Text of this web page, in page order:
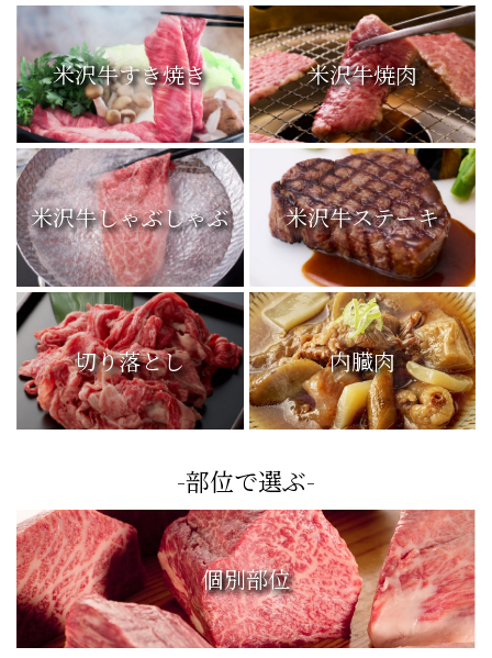
米沢牛すき焼き 米沢牛焼肉
米沢牛しゃぶしゃぶ 米沢牛ステーキ
切り落とし 内臓肉
-部位で選ぶ-
個別部位